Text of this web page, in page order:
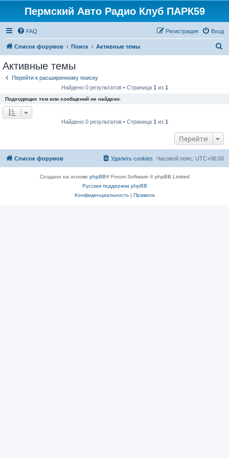
Пермский Авто Радио Клуб ПАРК59
FAQ Вход
Регистрация
Список форумов Поиск Активные темы
Активные темы
Перейти к расширенному поиску
Найдено 0 результатов • Страница 1 из 1
Подходящих тем или сообщений не найдено.
Найдено 0 результатов • Страница 1 из 1
Перейти
Список форумов Часовой пояс: UTC+06:00
Удалить cookies
Создано на основе phpBB® Forum Software © phpBB Limited
Русская поддержка phpBB
Конфиденциальность| Правила